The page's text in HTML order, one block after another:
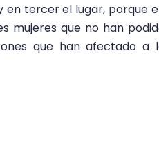
en tercer el lugar, porque
mujeres que no han
que han afectado a